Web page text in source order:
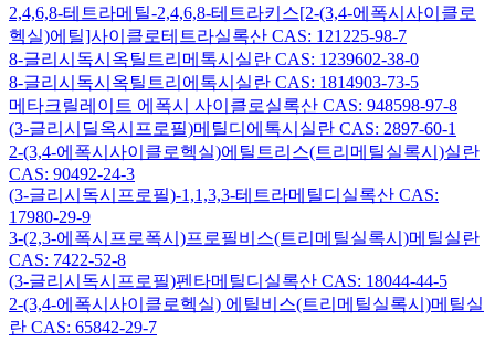
2,4,6,8-테트라메틸-2,4,6,8-테트라키스[2-(3,4-에폭시사이클로
헥실)에틸]사이클로테트라실록산 CAS: 121225-98-7
8-글리시독시옥틸트리메톡시실란 CAS: 1239602-38-0
8-글리시독시옥틸트리에톡시실란 CAS: 1814903-73-5
메타크릴레이트 에폭시 사이클로실록산 CAS: 948598-97-8
(3-글리시딜옥시프로필)메틸디에톡시실란 CAS: 2897-60-1
2-(3,4-에폭시사이클로헥실)에틸트리스(트리메틸실록시)실란
CAS: 90492-24-3
(3-글리시독시프로필)-1,1,3,3-테트라메틸디실록산 CAS:
17980-29-9
3-(2,3-에폭시프로폭시)프로필비스(트리메틸실록시)메틸실란
CAS: 7422-52-8
(3-글리시독시프로필)펜타메틸디실록산 CAS: 18044-44-5
2-(3,4-에폭시사이클로헥실) 에틸비스(트리메틸실록시)메틸실
란 CAS: 65842-29-7